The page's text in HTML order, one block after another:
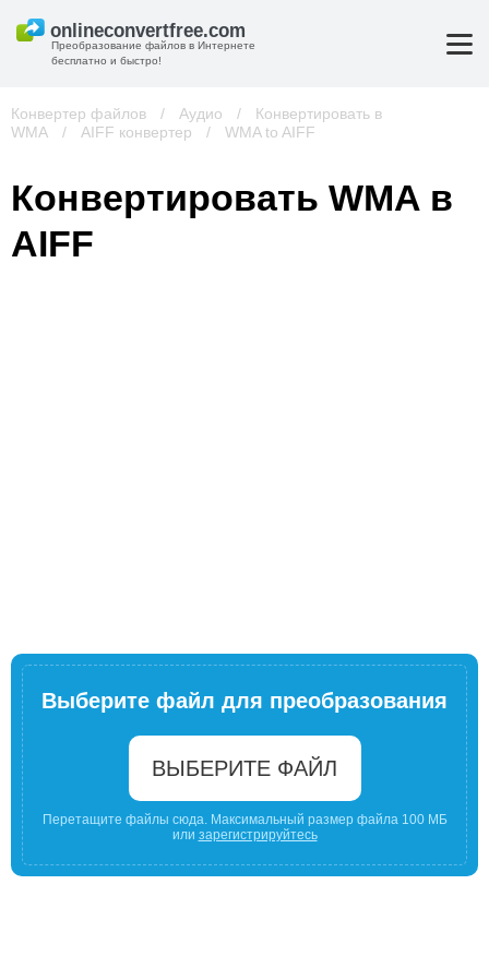
Преобразование файлов в Интернете
бесплатно и быстро!
Конвертер файлов / Аудио /
Конвертировать в
WMA
/ AIFF конвертер / WMA to AIFF
Конвертировать WMA в
AIFF
Выберите файл для преобразования
ВЫБЕРИТЕ ФАЙЛ
Перетащите файлы сюда. Максимальный размер файла 100 МБ
или зарегистрируйтесь